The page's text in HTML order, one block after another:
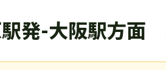
発-大阪駅方面